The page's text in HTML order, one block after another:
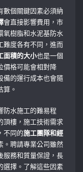
數個關鍵因素必須納
會直接影響費用，市
氧樹脂和水泥基防水
難度各有不同，進而
面積的大小也是一個
價格可能會相對降
備的運行成本也會隨
算。
防水施工的難易程
頂樓，施工技術需求
不同的施工團隊和經
。聘請專業公司雖然
服務和質量保證，長
選擇。了解這些因素